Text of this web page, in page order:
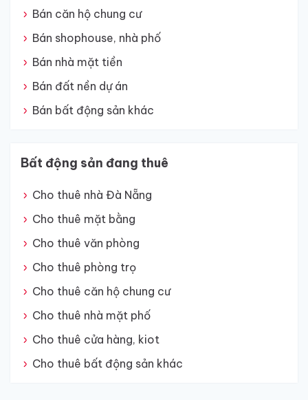
Bán căn hộ chung cư
Bán shophouse, nhà phố
Bán nhà mặt tiền
Bán đất nền dự án
Bán bất động sản khác
Bất động sản đang thuê
Cho thuê nhà Đà Nẵng
Cho thuê mặt bằng
Cho thuê văn phòng
Cho thuê phòng trọ
Cho thuê căn hộ chung cư
Cho thuê nhà mặt phố
Cho thuê cửa hàng, kiot
Cho thuê bất động sản khác